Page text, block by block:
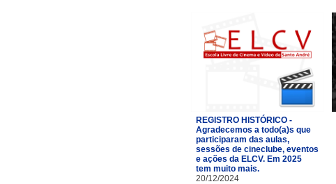
REGISTRO HISTÓRICO -
Agradecemos a todo(a)s que
participaram das aulas,
sessões de cineclube, eventos
e ações da ELCV. Em 2025
tem muito mais.
20/12/2024